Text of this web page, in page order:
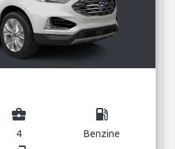
business_center
4
local_gas_station
Benzine